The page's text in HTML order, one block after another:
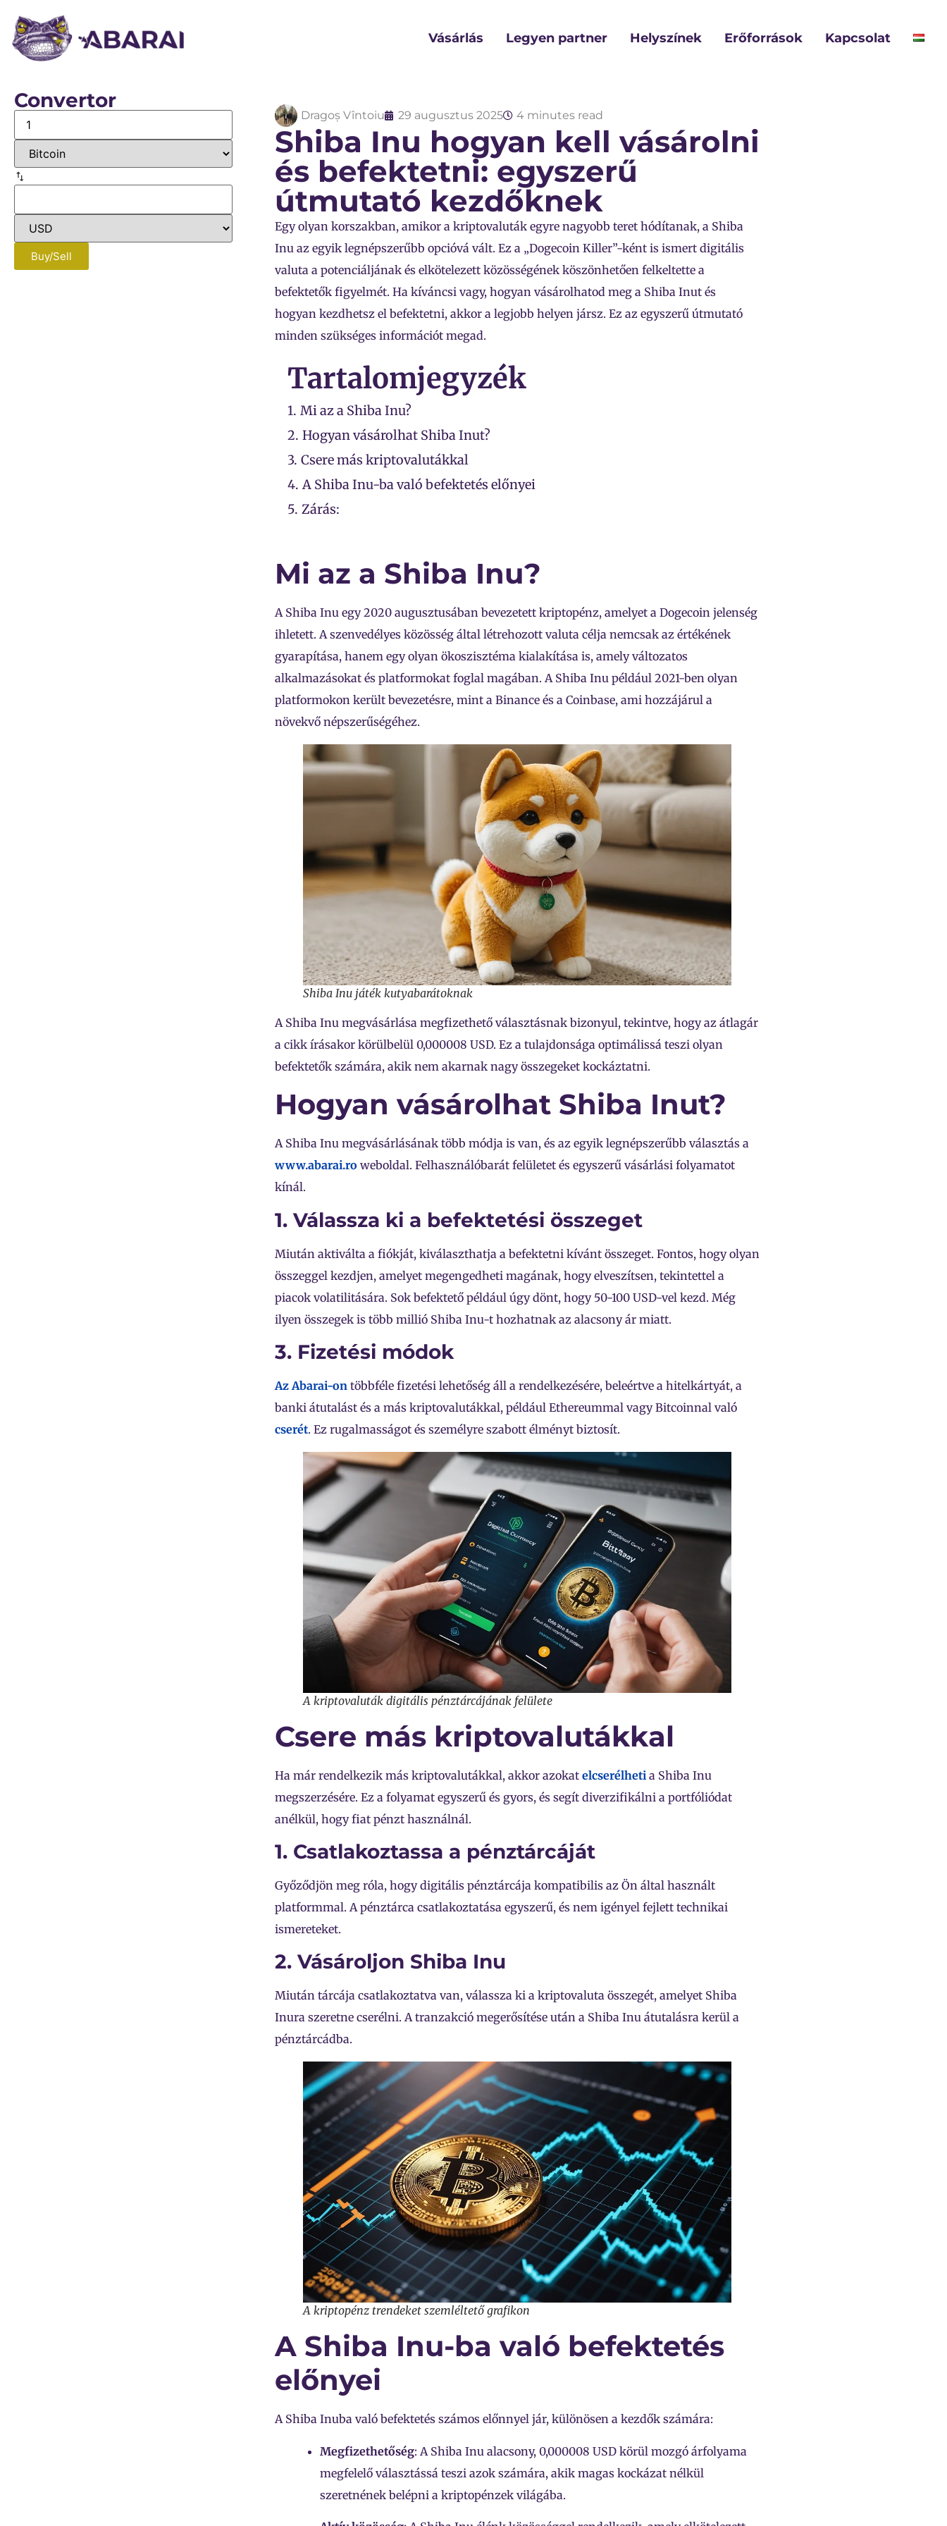
Vásárlás Legyen partner Helyszínek Erőforrások Kapcsolat
Convertor
Buy/Sell
Dragoș Vîntoiu 29 augusztus 2025 4 minutes read
Shiba Inu hogyan kell vásárolni
és befektetni: egyszerű
útmutató kezdőknek
Egy olyan korszakban, amikor a kriptovaluták egyre nagyobb teret hódítanak, a Shiba
Inu az egyik legnépszerűbb opcióvá vált. Ez a „Dogecoin Killer”-ként is ismert digitális
valuta a potenciáljának és elkötelezett közösségének köszönhetően felkeltette a
befektetők figyelmét. Ha kíváncsi vagy, hogyan vásárolhatod meg a Shiba Inut és
hogyan kezdhetsz el befektetni, akkor a legjobb helyen jársz. Ez az egyszerű útmutató
minden szükséges információt megad.
Tartalomjegyzék
1. Mi az a Shiba Inu?
2. Hogyan vásárolhat Shiba Inut?
3. Csere más kriptovalutákkal
4. A Shiba Inu-ba való befektetés előnyei
5. Zárás:
Mi az a Shiba Inu?
A Shiba Inu egy 2020 augusztusában bevezetett kriptopénz, amelyet a Dogecoin jelenség
ihletett. A szenvedélyes közösség által létrehozott valuta célja nemcsak az értékének
gyarapítása, hanem egy olyan ökoszisztéma kialakítása is, amely változatos
alkalmazásokat és platformokat foglal magában. A Shiba Inu például 2021-ben olyan
platformokon került bevezetésre, mint a Binance és a Coinbase, ami hozzájárul a
növekvő népszerűségéhez.
Shiba Inu játék kutyabarátoknak
A Shiba Inu megvásárlása megfizethető választásnak bizonyul, tekintve, hogy az átlagár
a cikk írásakor körülbelül 0,000008 USD. Ez a tulajdonsága optimálissá teszi olyan
befektetők számára, akik nem akarnak nagy összegeket kockáztatni.
Hogyan vásárolhat Shiba Inut?
A Shiba Inu megvásárlásának több módja is van, és az egyik legnépszerűbb választás a
www.abarai.ro weboldal. Felhasználóbarát felületet és egyszerű vásárlási folyamatot
kínál.
1. Válassza ki a befektetési összeget
Miután aktiválta a fiókját, kiválaszthatja a befektetni kívánt összeget. Fontos, hogy olyan
összeggel kezdjen, amelyet megengedheti magának, hogy elveszítsen, tekintettel a
piacok volatilitására. Sok befektető például úgy dönt, hogy 50-100 USD-vel kezd. Még
ilyen összegek is több millió Shiba Inu-t hozhatnak az alacsony ár miatt.
3. Fizetési módok
Az Abarai-on többféle fizetési lehetőség áll a rendelkezésére, beleértve a hitelkártyát, a
banki átutalást és a más kriptovalutákkal, például Ethereummal vagy Bitcoinnal való
cserét. Ez rugalmasságot és személyre szabott élményt biztosít.
A kriptovaluták digitális pénztárcájának felülete
Csere más kriptovalutákkal
Ha már rendelkezik más kriptovalutákkal, akkor azokat elcserélheti a Shiba Inu
megszerzésére. Ez a folyamat egyszerű és gyors, és segít diverzifikálni a portfóliódat
anélkül, hogy fiat pénzt használnál.
1. Csatlakoztassa a pénztárcáját
Győződjön meg róla, hogy digitális pénztárcája kompatibilis az Ön által használt
platformmal. A pénztárca csatlakoztatása egyszerű, és nem igényel fejlett technikai
ismereteket.
2. Vásároljon Shiba Inu
Miután tárcája csatlakoztatva van, válassza ki a kriptovaluta összegét, amelyet Shiba
Inura szeretne cserélni. A tranzakció megerősítése után a Shiba Inu átutalásra kerül a
pénztárcádba.
A kriptopénz trendeket szemléltető grafikon
A Shiba Inu-ba való befektetés
előnyei
A Shiba Inuba való befektetés számos előnnyel jár, különösen a kezdők számára:
Megfizethetőség: A Shiba Inu alacsony, 0,000008 USD körül mozgó árfolyama
megfelelő választássá teszi azok számára, akik magas kockázat nélkül
szeretnének belépni a kriptopénzek világába.